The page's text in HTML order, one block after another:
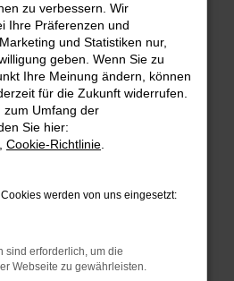
Error
aufgetreten.
die dir helfen können:
Firewall und deine
zum Beispiel deine
wie Werbeblocker,
bestimmter Seiten
die Seite in einem
zu verbessern. Wir
Ihre Präferenzen und
und Statistiken nur,
geben. Wenn Sie zu
Ihre Meinung ändern, können
für die Zukunft widerrufen.
zum Umfang der
Sie hier:
Cookie-Richtlinie
werden von uns eingesetzt:
sind erforderlich, um die
Webseite zu gewährleisten.